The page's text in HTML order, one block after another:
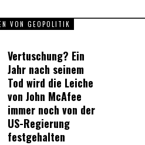
VON GEOPOLITIK
Vertuschung? Ein
Jahr nach seinem
Tod wird die Leiche
von John McAfee
immer noch von der
US-Regierung
festgehalten